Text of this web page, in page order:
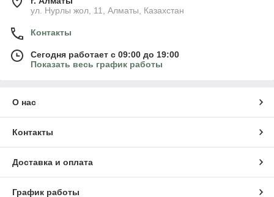
ул. Нурлы жол, 11, Алматы, Казахстан
Контакты
Сегодня работает с 09:00 до 19:00
Показать весь график работы
О нас
Контакты
Доставка и оплата
График работы